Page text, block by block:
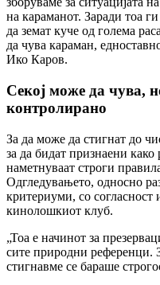
на караманот. Заради тоа
да земат куче од голема
да чува караман,
Ико Каров.
Секој може да чува,
контролирано
За да може да стигнат до
за да бидат признаени како
наметнуваат строги
Одгледувањето, односно
критериуми, со согласност
кинолошкиот клуб.
„Тоа е начинот за
сите природни референци.
стигнавме се бараше